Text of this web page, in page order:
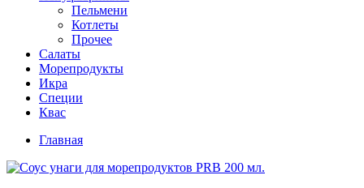
Пельмени
Котлеты
Прочее
Салаты
Морепродукты
Икра
Специи
Квас
Главная